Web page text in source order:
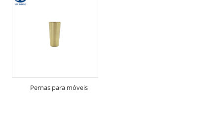
Pernas para móveis